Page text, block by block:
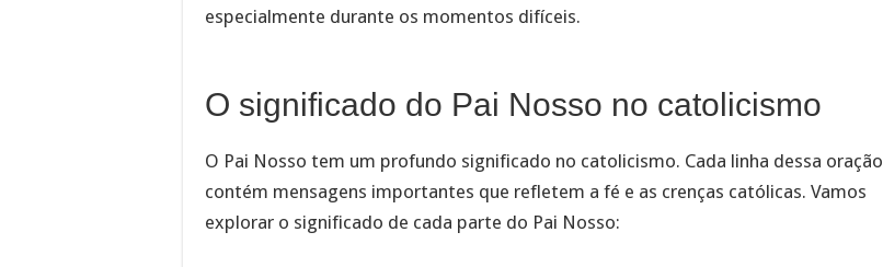
especialmente durante os momentos difíceis.
O significado do Pai Nosso no catolicismo
O Pai Nosso tem um profundo significado no catolicismo. Cada linha dessa oração
contém mensagens importantes que refletem a fé e as crenças católicas. Vamos
explorar o significado de cada parte do Pai Nosso: